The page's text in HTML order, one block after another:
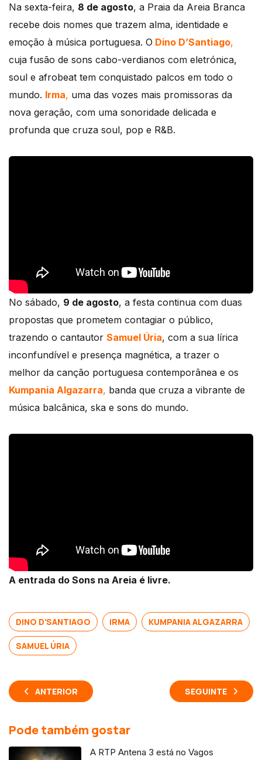
Na sexta-feira, 8 de agosto, a Praia da Areia Branca
recebe dois nomes que trazem alma, identidade e
emoção à música portuguesa. O Dino D’Santiago,
cuja fusão de sons cabo-verdianos com eletrónica,
soul e afrobeat tem conquistado palcos em todo o
mundo. Irma, uma das vozes mais promissoras da
nova geração, com uma sonoridade delicada e
profunda que cruza soul, pop e R&B.
No sábado, 9 de agosto, a festa continua com duas
propostas que prometem contagiar o público,
trazendo o cantautor Samuel Úria, com a sua lírica
inconfundível e presença magnética, a trazer o
melhor da canção portuguesa contemporânea e os
Kumpania Algazarra, banda que cruza a vibrante de
música balcânica, ska e sons do mundo.
A entrada do Sons na Areia é livre.
DINO D'SANTIAGO IRMA KUMPANIA ALGAZARRA
SAMUEL ÚRIA
ANTERIOR SEGUINTE
Pode também gostar
A RTP Antena 3 está no Vagos